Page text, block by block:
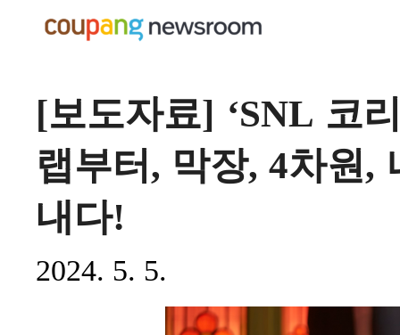
[보도자료] ‘SNL 코
랩부터, 막장, 4차원,
내다!
2024. 5. 5.